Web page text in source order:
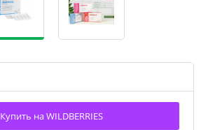
Купить на WILDBERRIES